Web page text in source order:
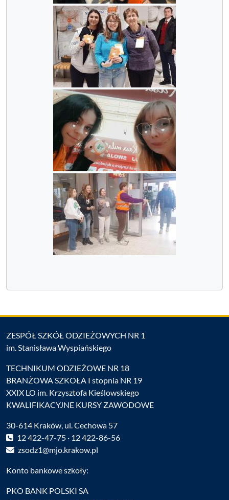
ZESPÓŁ SZKÓŁ ODZIEŻOWYCH NR 1
im. Stanisława Wyspiańskiego
TECHNIKUM ODZIEŻOWE NR 18
BRANŻOWA SZKOŁA I stopnia NR 19
XXIX LO im. Krzysztofa Kieślowskiego
KWALIFIKACYJNE KURSY ZAWODOWE
30-614 Kraków, ul. Cechowa 57
12 422-47-75 · 12 422-86-56
zsodz1@mjo.krakow.pl
Konto bankowe szkoły:
PKO BANK POLSKI SA